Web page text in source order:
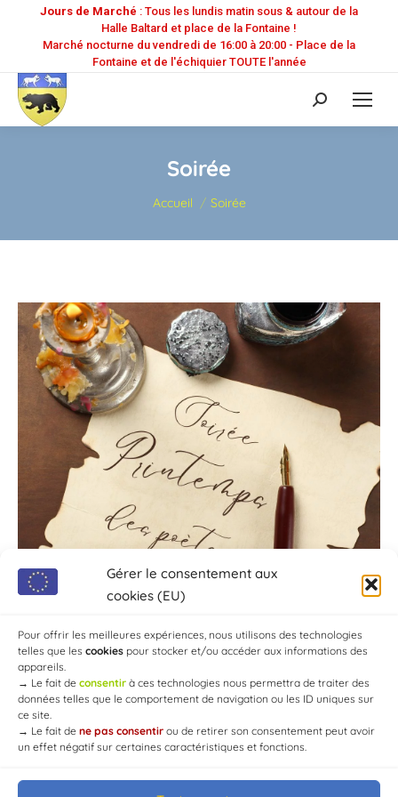
Gérer le consentement aux
cookies (EU)
Pour offrir les meilleures expériences, nous utilisons des technologies
telles que les cookies pour stocker et/ou accéder aux informations des
appareils.
→ Le fait de consentir à ces technologies nous permettra de traiter des
données telles que le comportement de navigation ou les ID uniques sur
ce site.
→ Le fait de ne pas consentir ou de retirer son consentement peut avoir
un effet négatif sur certaines caractéristiques et fonctions.
Jours de Marché : Tous les lundis matin sous & autour de la
Halle Baltard et place de la Fontaine !
Marché nocturne du vendredi de 16:00 à 20:00 - Place de la
Fontaine et de l'échiquier TOUTE l'année
Recherche
:
Soirée
Vous êtes ici :
Accueil Soirée